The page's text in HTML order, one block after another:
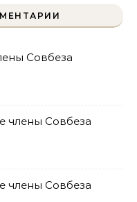
Совбеза
члены Совбеза
члены Совбеза